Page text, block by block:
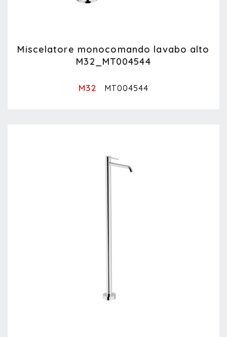
Miscelatore monocomando lavabo alto
M32_MT004544
M32 MT004544